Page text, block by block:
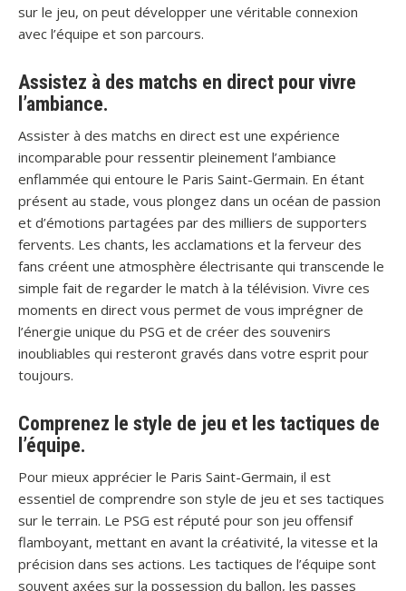
sur le jeu, on peut développer une véritable connexion
avec l’équipe et son parcours.
Assistez à des matchs en direct pour vivre
l’ambiance.
Assister à des matchs en direct est une expérience
incomparable pour ressentir pleinement l’ambiance
enflammée qui entoure le Paris Saint-Germain. En étant
présent au stade, vous plongez dans un océan de passion
et d’émotions partagées par des milliers de supporters
fervents. Les chants, les acclamations et la ferveur des
fans créent une atmosphère électrisante qui transcende le
simple fait de regarder le match à la télévision. Vivre ces
moments en direct vous permet de vous imprégner de
l’énergie unique du PSG et de créer des souvenirs
inoubliables qui resteront gravés dans votre esprit pour
toujours.
Comprenez le style de jeu et les tactiques de
l’équipe.
Pour mieux apprécier le Paris Saint-Germain, il est
essentiel de comprendre son style de jeu et ses tactiques
sur le terrain. Le PSG est réputé pour son jeu offensif
flamboyant, mettant en avant la créativité, la vitesse et la
précision dans ses actions. Les tactiques de l’équipe sont
souvent axées sur la possession du ballon, les passes